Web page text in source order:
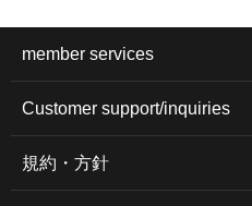
member services
Customer support/inquiries
規約・方針